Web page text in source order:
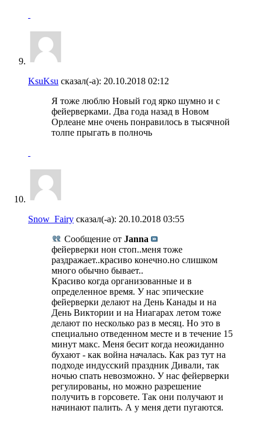
KsuKsu сказал(-а): 20.10.2018 02:12
Я тоже люблю Новый год ярко шумно и с
фейерверками. Два года назад в Новом
Орлеане мне очень понравилось в тысячной
толпе прыгать в полночь
Snow_Fairy сказал(-а): 20.10.2018 03:55
Сообщение от Janna
фейерверки нон стоп..меня тоже
раздражает..красиво конечно.но слишком
много обычно бывает..
Красиво когда организованные и в
определенное время. У нас эпические
фейерверки делают на День Канады и на
День Виктории и на Ниагарах летом тоже
делают по несколько раз в месяц. Но это в
специально отведенном месте и в течение 15
минут макс. Меня бесит когда неожиданно
бухают - как война началась. Как раз тут на
подходе индусский праздник Дивали, так
ночью спать невозможно. У нас фейерверки
регулированы, но можно разрешение
получить в горсовете. Так они получают и
начинают палить. А у меня дети пугаются.